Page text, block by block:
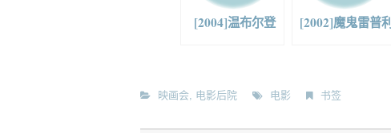
[2004]温布尔登 [2002]魔鬼雷普利
映画会, 电影后院 电影 书签